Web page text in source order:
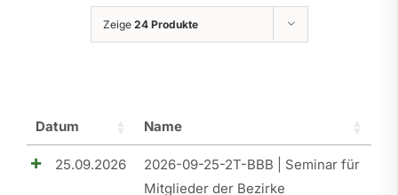
Über Uns
Leistungen & Service
Presse
Zeige 24 Produkte
Datum Name
25.09.2026
2026-09-25-2T-BBB | Seminar für
Mitglieder der Bezirke